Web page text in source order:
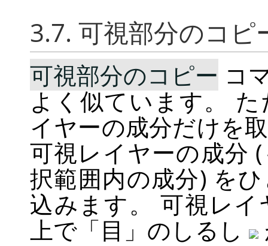
3.7. 可視部分のコピ
可視部分のコピー コ
よく似ています。
イヤーの成分だけを
可視レイヤーの成分
択範囲内の成分) を
込みます。 可視レ
上で 「目 」 のしるし